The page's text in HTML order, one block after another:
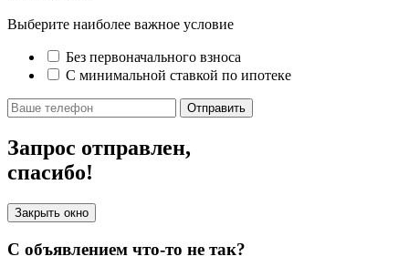
Выберите наиболее важное условие
Без первоначального взноса
С минимальной ставкой по ипотеке
Отправить
Запрос отправлен,
спасибо!
Закрыть окно
С объявлением что-то не так?